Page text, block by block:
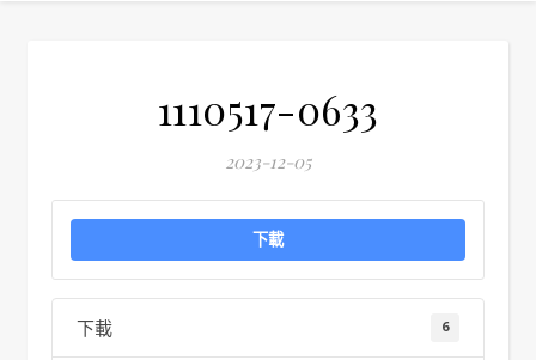
1110517-0633
2023-12-05
下載
下載 6